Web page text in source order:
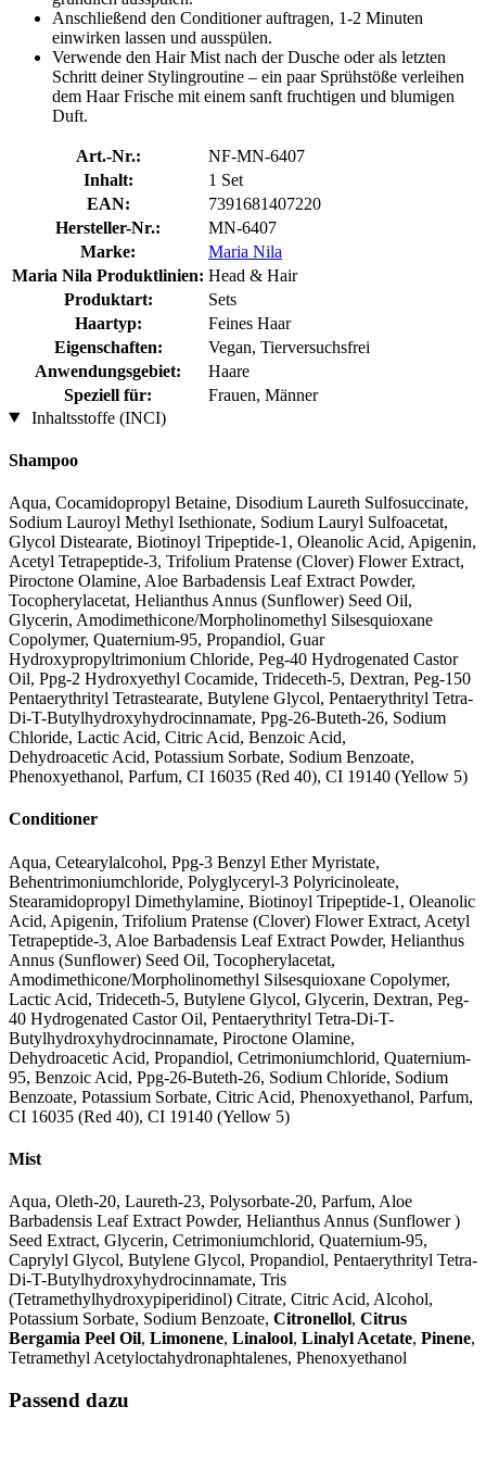
Anschließend den Conditioner auftragen, 1-2 Minuten
einwirken lassen und ausspülen.
Verwende den Hair Mist nach der Dusche oder als letzten
Schritt deiner Stylingroutine – ein paar Sprühstöße verleihen
dem Haar Frische mit einem sanft fruchtigen und blumigen
Duft.
Art.-Nr.:
NF-MN-6407
Inhalt:
1 Set
EAN:
7391681407220
Hersteller-Nr.:
MN-6407
Marke:
Maria Nila
Maria Nila Produktlinien: Head & Hair
Produktart:
Sets
Haartyp:
Feines Haar
Eigenschaften:
Vegan, Tierversuchsfrei
Anwendungsgebiet:
Haare
Speziell für:
Frauen, Männer
Inhaltsstoffe (INCI)
Shampoo
Aqua, Cocamidopropyl Betaine, Disodium Laureth Sulfosuccinate,
Sodium Lauroyl Methyl Isethionate, Sodium Lauryl Sulfoacetat,
Glycol Distearate, Biotinoyl Tripeptide-1, Oleanolic Acid, Apigenin,
Acetyl Tetrapeptide-3, Trifolium Pratense (Clover) Flower Extract,
Piroctone Olamine, Aloe Barbadensis Leaf Extract Powder,
Tocopherylacetat, Helianthus Annus (Sunflower) Seed Oil,
Glycerin, Amodimethicone/Morpholinomethyl Silsesquioxane
Copolymer, Quaternium-95, Propandiol, Guar
Hydroxypropyltrimonium Chloride, Peg-40 Hydrogenated Castor
Oil, Ppg-2 Hydroxyethyl Cocamide, Trideceth-5, Dextran, Peg-150
Pentaerythrityl Tetrastearate, Butylene Glycol, Pentaerythrityl Tetra-
Di-T-Butylhydroxyhydrocinnamate, Ppg-26-Buteth-26, Sodium
Chloride, Lactic Acid, Citric Acid, Benzoic Acid,
Dehydroacetic Acid, Potassium Sorbate, Sodium Benzoate,
Phenoxyethanol, Parfum, CI 16035 (Red 40), CI 19140 (Yellow 5)
Conditioner
Aqua, Cetearylalcohol, Ppg-3 Benzyl Ether Myristate,
Behentrimoniumchloride, Polyglyceryl-3 Polyricinoleate,
Stearamidopropyl Dimethylamine, Biotinoyl Tripeptide-1, Oleanolic
Acid, Apigenin, Trifolium Pratense (Clover) Flower Extract, Acetyl
Tetrapeptide-3, Aloe Barbadensis Leaf Extract Powder, Helianthus
Annus (Sunflower) Seed Oil, Tocopherylacetat,
Amodimethicone/Morpholinomethyl Silsesquioxane Copolymer,
Lactic Acid, Trideceth-5, Butylene Glycol, Glycerin, Dextran, Peg-
40 Hydrogenated Castor Oil, Pentaerythrityl Tetra-Di-T-
Butylhydroxyhydrocinnamate, Piroctone Olamine,
Dehydroacetic Acid, Propandiol, Cetrimoniumchlorid, Quaternium-
95, Benzoic Acid, Ppg-26-Buteth-26, Sodium Chloride, Sodium
Benzoate, Potassium Sorbate, Citric Acid, Phenoxyethanol, Parfum,
CI 16035 (Red 40), CI 19140 (Yellow 5)
Mist
Aqua, Oleth-20, Laureth-23, Polysorbate-20, Parfum, Aloe
Barbadensis Leaf Extract Powder, Helianthus Annus (Sunflower )
Seed Extract, Glycerin, Cetrimoniumchlorid, Quaternium-95,
Caprylyl Glycol, Butylene Glycol, Propandiol, Pentaerythrityl Tetra-
Di-T-Butylhydroxyhydrocinnamate, Tris
(Tetramethylhydroxypiperidinol) Citrate, Citric Acid, Alcohol,
Potassium Sorbate, Sodium Benzoate, Citronellol, Citrus
Bergamia Peel Oil, Limonene, Linalool, Linalyl Acetate, Pinene,
Tetramethyl Acetyloctahydronaphtalenes, Phenoxyethanol
Passend dazu